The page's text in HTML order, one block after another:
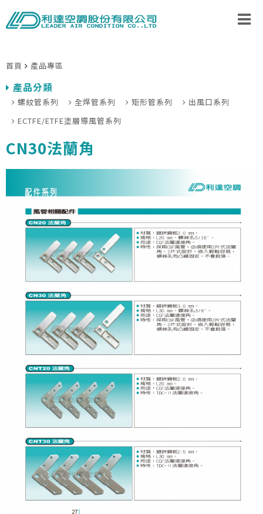
首頁 產品專區
產品分類
螺紋管系列 全焊管系列 矩形管系列
出風口系列
ECTFE/ETFE塗層導風管系列
CN30法蘭角